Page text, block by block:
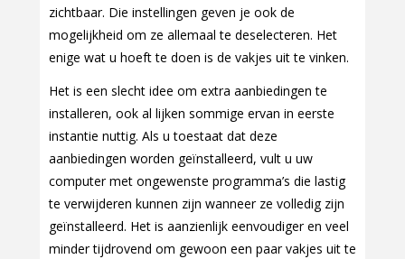
zichtbaar. Die instellingen geven je ook de
mogelijkheid om ze allemaal te deselecteren. Het
enige wat u hoeft te doen is de vakjes uit te vinken.
Het is een slecht idee om extra aanbiedingen te
installeren, ook al lijken sommige ervan in eerste
instantie nuttig. Als u toestaat dat deze
aanbiedingen worden geïnstalleerd, vult u uw
computer met ongewenste programma’s die lastig
te verwijderen kunnen zijn wanneer ze volledig zijn
geïnstalleerd. Het is aanzienlijk eenvoudiger en veel
minder tijdrovend om gewoon een paar vakjes uit te